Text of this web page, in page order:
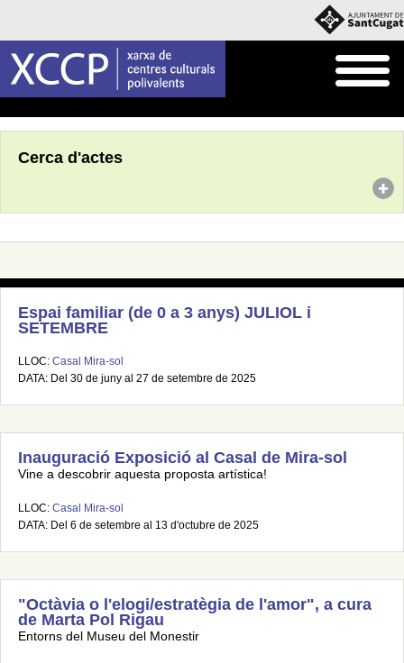
Cerca d'actes
Espai familiar (de 0 a 3 anys) JULIOL i
SETEMBRE
LLOC: Casal Mira-sol
DATA: Del 30 de juny al 27 de setembre de 2025
Inauguració Exposició al Casal de Mira-sol
Vine a descobrir aquesta proposta artística!
LLOC: Casal Mira-sol
DATA: Del 6 de setembre al 13 d'octubre de 2025
"Octàvia o l'elogi/estratègia de l'amor", a cura
de Marta Pol Rigau
Entorns del Museu del Monestir